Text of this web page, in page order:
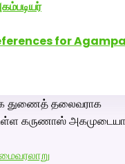
for
துணைத் தலைவராக
கருணாஸ்
வரலாறு